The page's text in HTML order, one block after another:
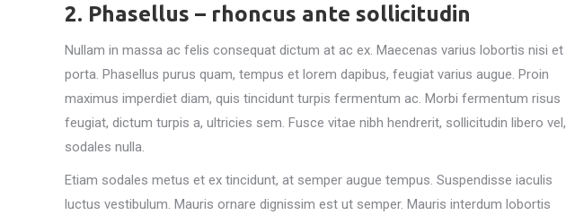
2. Phasellus – rhoncus ante sollicitudin
Nullam in massa ac felis consequat dictum at ac ex. Maecenas varius lobortis nisi et
porta. Phasellus purus quam, tempus et lorem dapibus, feugiat varius augue. Proin
maximus imperdiet diam, quis tincidunt turpis fermentum ac. Morbi fermentum risus
feugiat, dictum turpis a, ultricies sem. Fusce vitae nibh hendrerit, sollicitudin libero vel,
sodales nulla.
Etiam sodales metus et ex tincidunt, at semper augue tempus. Suspendisse iaculis
luctus vestibulum. Mauris ornare dignissim est ut semper. Mauris interdum lobortis